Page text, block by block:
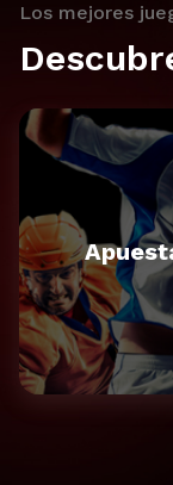
Los mejores